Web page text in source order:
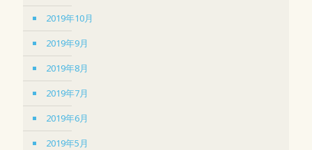
2019年10月
2019年9月
2019年8月
2019年7月
2019年6月
2019年5月